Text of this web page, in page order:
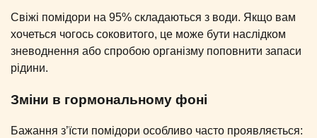
Свіжі помідори на 95% складаються з води. Якщо вам
хочеться чогось соковитого, це може бути наслідком
зневоднення або спробою організму поповнити запаси
рідини.
Зміни в гормональному фоні
Бажання з’їсти помідори особливо часто проявляється: